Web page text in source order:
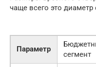
чаще всего это
Параметр
сегмент